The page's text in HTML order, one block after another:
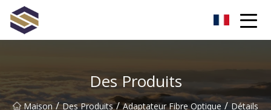
Des Produits
Maison / Des Produits / Adaptateur Fibre Optique / Détails